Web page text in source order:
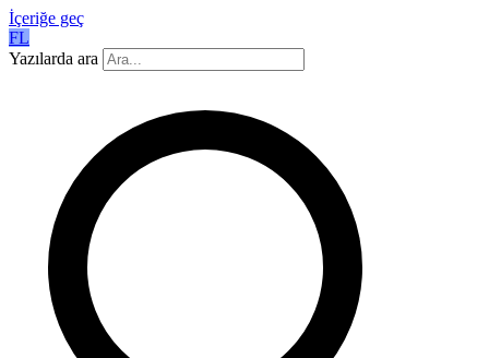
İçeriğe geç
FL
Yazılarda ara